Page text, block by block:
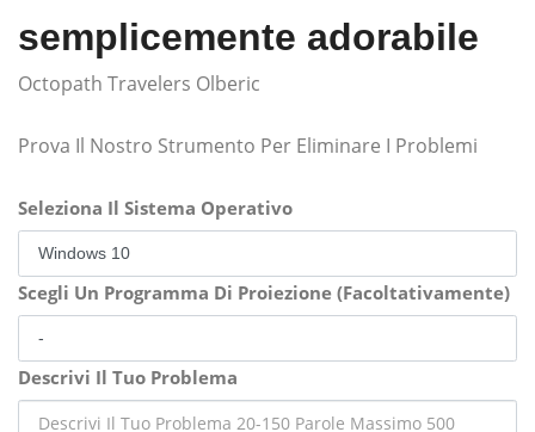
semplicemente adorabile
Octopath Travelers Olberic
Prova Il Nostro Strumento Per Eliminare I Problemi
Seleziona Il Sistema Operativo
Scegli Un Programma Di Proiezione (Facoltativamente)
Descrivi Il Tuo Problema